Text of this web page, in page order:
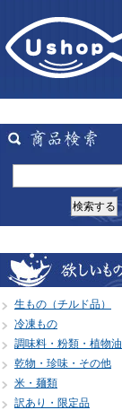
生もの（チルド品）
冷凍もの
調味料・粉類・植物油
乾物・珍味・その他
米・麺類
訳あり・限定品